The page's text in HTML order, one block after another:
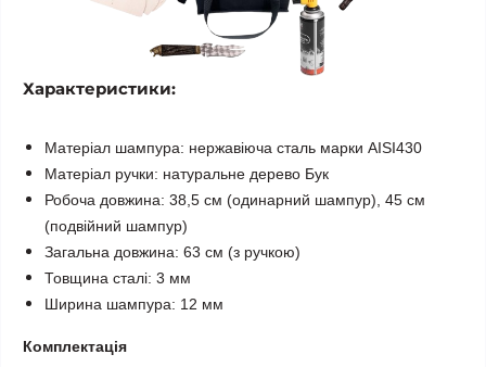
Характеристики:
Матеріал шампура: нержавіюча сталь марки AISI430
Матеріал ручки: натуральне дерево Бук
Робоча довжина: 38,5 см (одинарний шампур), 45 см
(подвійний шампур)
Загальна довжина: 63 см (з ручкою)
Товщина сталі: 3 мм
Ширина шампура: 12 мм
Комплектація